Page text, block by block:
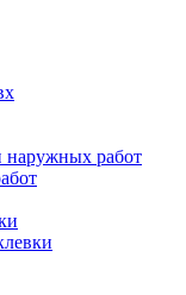
наружных работ